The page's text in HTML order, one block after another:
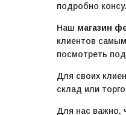
подробно
Наш магазин
клиентов
посмотреть
Для своих
склад или
Для нас важно,